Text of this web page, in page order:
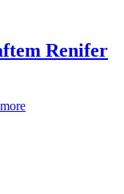
Renifer